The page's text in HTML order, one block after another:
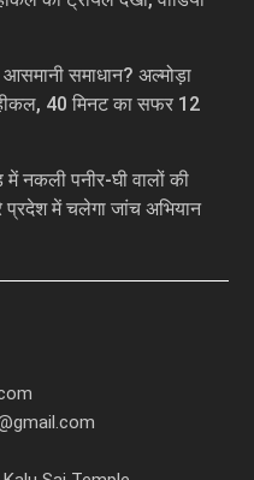
समाधान? अल्मोड़ा
40 मिनट का सफर 12
नकली पनीर-घी वालों की
में चलेगा जांच अभियान